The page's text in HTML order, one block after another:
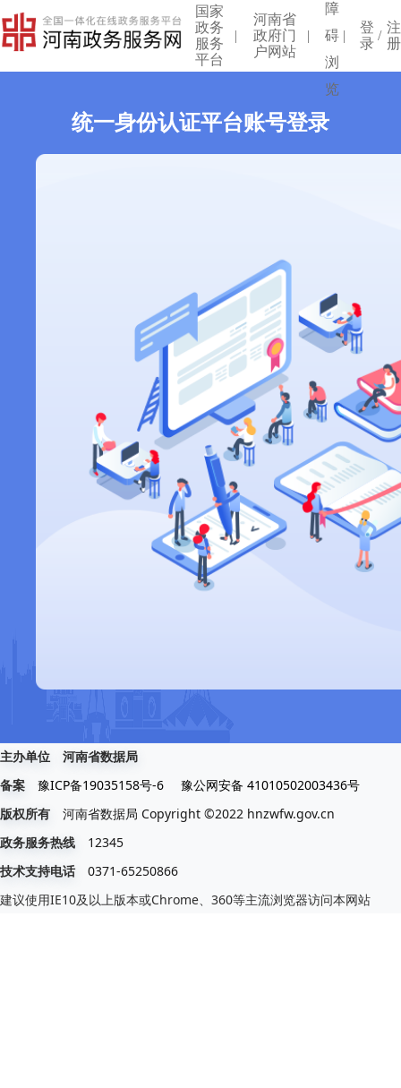
国家
政务
服务
平台
|
河南省
政府门
户网站
|
障
碍
浏
览
|
登
录
/
注
册
统一身份认证平台账号登录
主办单位 河南省数据局
备案 豫ICP备19035158号-6 豫公网安备 41010502003436号
版权所有 河南省数据局 Copyright ©2022 hnzwfw.gov.cn
政务服务热线 12345
技术支持电话
0371-65250866
建议使用IE10及以上版本或Chrome、360等主流浏览器访问本网站